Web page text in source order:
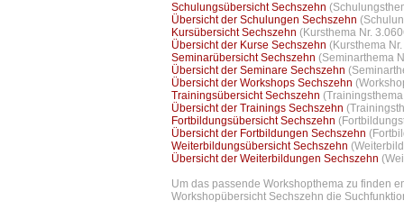
Schulungsübersicht Sechszehn
Übersicht der Schulungen Sechszehn
Kursübersicht Sechszehn (Kursthema Nr.
Übersicht der Kurse Sechszehn (Kursthema
Seminarübersicht Sechszehn (Seminarthema
Übersicht der Seminare Sechszehn
Übersicht der Workshops Sechszehn
Trainingsübersicht Sechszehn
Übersicht der Trainings Sechszehn
Fortbildungsübersicht Sechszehn
Übersicht der Fortbildungen Sechszehn
Weiterbildungsübersicht Sechszehn
Übersicht der Weiterbildungen Sechszehn
Um das passende Workshopthema zu finden
Workshopübersicht Sechszehn die